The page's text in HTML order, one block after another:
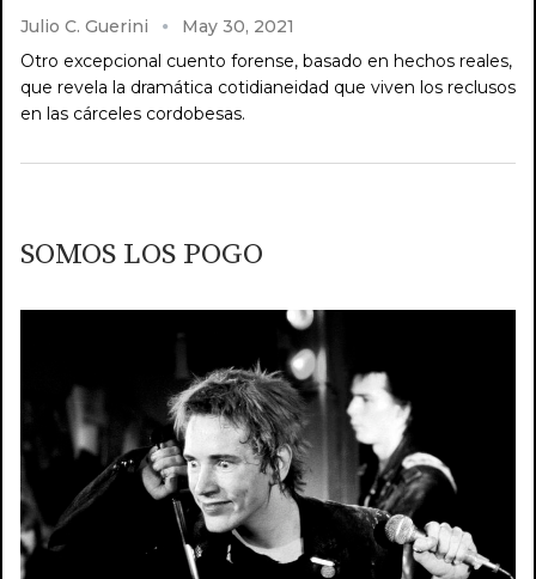
Julio C. Guerini
May 30, 2021
Otro excepcional cuento forense, basado en hechos reales,
que revela la dramática cotidianeidad que viven los reclusos
en las cárceles cordobesas.
SOMOS LOS POGO